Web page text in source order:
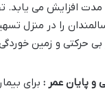
مدت افزایش می یابد.
را در منزل
بی حرکتی و زمین
و پایان عمر : برای